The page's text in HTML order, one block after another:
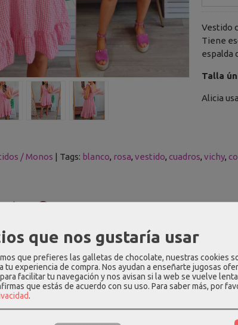
Vestido
Tiene
espalda
Talla
Alicia
/ Monos | Tags: blanco rosa vestido cuadros vichy
de estampado de cuadros vichy blancos y rosa. Tiene
de abeja.
hasta la talla 40.
:100% algodón.
largo - 91cm, pecho (espalda elástica) -
que nos gustaría usar
que prefieres las galletas de chocolate, nuestras cookies
tu experiencia de compra. Nos ayudan a enseñarte jugosas
facilitar tu navegación y nos avisan si la web se vuelve
que estás de acuerdo con su uso. Para saber más, por
.